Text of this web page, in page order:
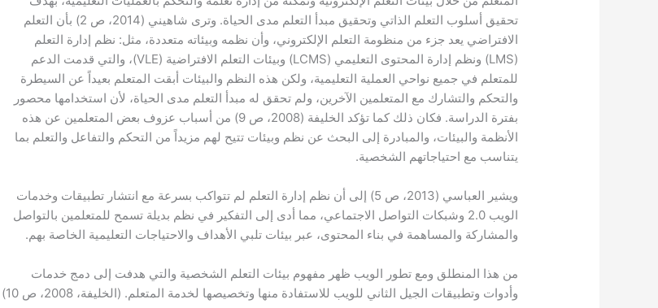
تحقيق أسلوب التعلم الذاتي وتحقيق مبدأ التعلم مدى الحياة. وترى شاهيني (2014، ص 2) بأن التعلم
الافتراضي يعد جزء من منظومة التعلم الإلكتروني، وأن نظمه وبيئاته متعددة، مثل: نظم إدارة التعلم
(LMS) ونظم إدارة المحتوى التعليمي (LCMS) وبيئات التعلم الافتراضية (VLE)، والتي قدمت الدعم
للمتعلم في جميع نواحي العملية التعليمية، ولكن هذه النظم والبيئات أبقت المتعلم بعيداً عن السيطرة
والتحكم والتشارك مع المتعلمين الآخرين، ولم تحقق له مبدأ التعلم مدى الحياة، لأن استخدامها محصور
بفترة الدراسة. فكان ذلك كما تؤكد الخليفة (2008، ص 9) من أسباب عزوف بعض المتعلمين عن هذه
الأنظمة والبيئات، والمبادرة إلى البحث عن نظم وبيئات تتيح لهم مزيداً من التحكم والتفاعل والتعلم بما
يتناسب مع احتياجاتهم الشخصية.
ويشير العباسي (2013، ص 5) إلى أن نظم إدارة التعلم لم تتواكب بسرعة مع انتشار تطبيقات وخدمات
الويب 2.0 وشبكات التواصل الاجتماعي، مما أدى إلى التفكير في نظم بديلة تسمح للمتعلمين بالتواصل
والمشاركة والمساهمة في بناء المحتوى، عبر بيئات تلبي الأهداف والاحتياجات التعليمية الخاصة بهم.
من هذا المنطلق ومع تطور الويب ظهر مفهوم بيئات التعلم الشخصية والتي هدفت إلى دمج خدمات
وأدوات وتطبيقات الجيل الثاني للويب للاستفادة منها وتخصيصها لخدمة المتعلم. (الخليفة، 2008، ص 10)